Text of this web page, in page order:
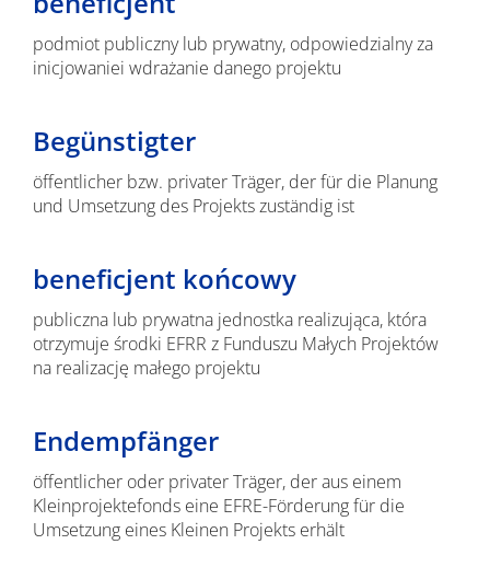
podmiot publiczny lub prywatny, odpowiedzialny za
inicjowaniei wdrażanie danego projektu
Begünstigter
öffentlicher bzw. privater Träger, der für die Planung
und Umsetzung des Projekts zuständig ist
beneficjent końcowy
publiczna lub prywatna jednostka realizująca, która
otrzymuje środki EFRR z Funduszu Małych Projektów
na realizację małego projektu
Endempfänger
öffentlicher oder privater Träger, der aus einem
Kleinprojektefonds eine EFRE-Förderung für die
Umsetzung eines Kleinen Projekts erhält